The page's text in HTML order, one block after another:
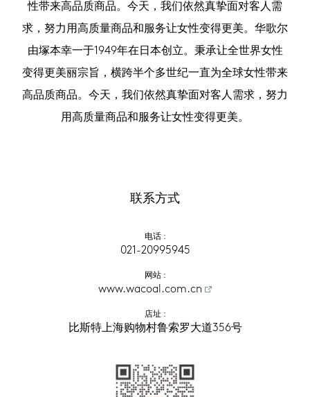
性带来高品质商品。今天，我们依然真挚面对客人需
求，努力用高质量商品和服务让女性变得更美。华歌尔
由塚本幸一于1949年在日本创立。秉承让全世界女性
变得更美丽宗旨，横跨半个多世纪一直为全球女性带来
高品质商品。今天，我们依然真挚面对客人需求，努力
用高质量商品和服务让女性变得更美。
联系方式
电话 :
021-20995945
网站 :
www.wacoal.com.cn
店址 :
比斯特上海购物村鲁索罗大道356号